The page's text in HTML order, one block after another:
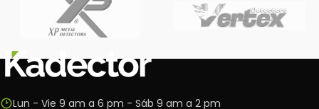
Lun - Vie 9 am a 6 pm - Sáb 9 am a 2 pm